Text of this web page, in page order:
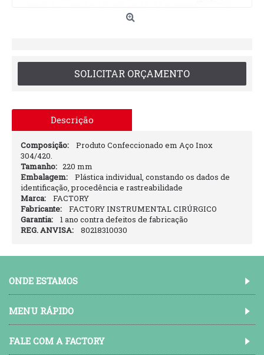
SOLICITAR ORÇAMENTO
Descrição
Composição:
Produto Confeccionado em Aço Inox
304/420.
Tamanho: 220 mm
Embalagem:
Plástica individual, constando os dados de
identificação, procedência e rastreabilidade
Marca:
FACTORY
Fabricante:
FACTORY INSTRUMENTAL CIRÚRGICO
Garantia:
1 ano contra defeitos de fabricação
REG. ANVISA: 80218310030
ONDE ESTAMOS
MENU RÁPIDO
FALE COM A FACTORY